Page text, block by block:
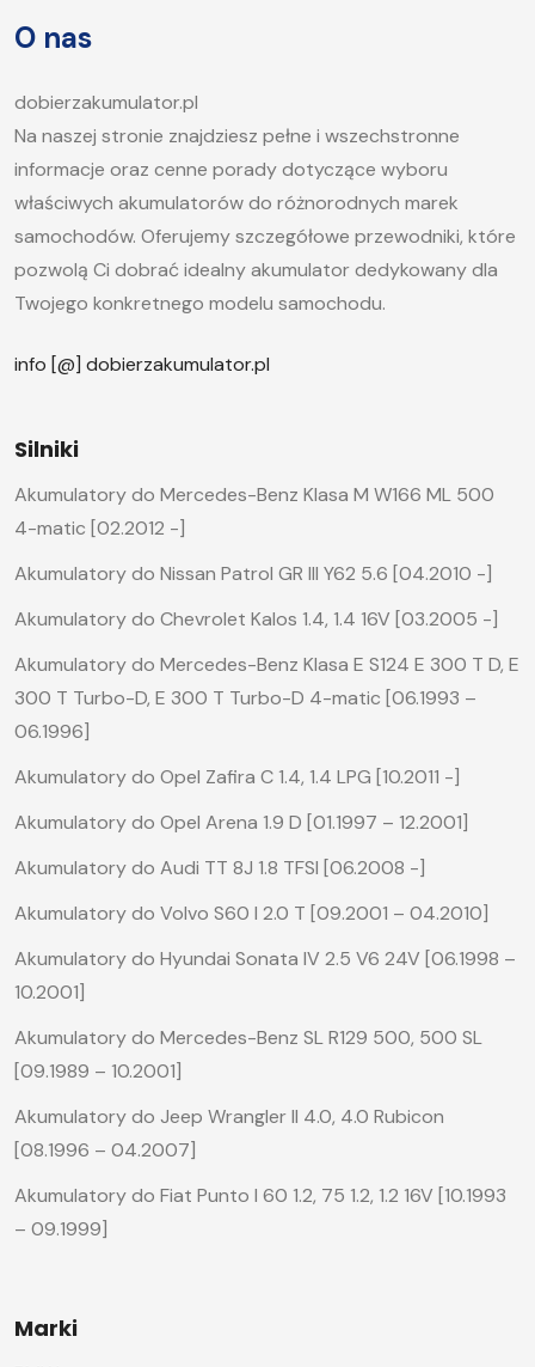
O nas
dobierzakumulator.pl
Na naszej stronie znajdziesz pełne i wszechstronne
informacje oraz cenne porady dotyczące wyboru
właściwych akumulatorów do różnorodnych marek
samochodów. Oferujemy szczegółowe przewodniki, które
pozwolą Ci dobrać idealny akumulator dedykowany dla
Twojego konkretnego modelu samochodu.
info [@] dobierzakumulator.pl
Silniki
Akumulatory do Mercedes-Benz Klasa M W166 ML 500
4-matic [02.2012 -]
Akumulatory do Nissan Patrol GR III Y62 5.6 [04.2010 -]
Akumulatory do Chevrolet Kalos 1.4, 1.4 16V [03.2005 -]
Akumulatory do Mercedes-Benz Klasa E S124 E 300 T D, E
300 T Turbo-D, E 300 T Turbo-D 4-matic [06.1993 –
06.1996]
Akumulatory do Opel Zafira C 1.4, 1.4 LPG [10.2011 -]
Akumulatory do Opel Arena 1.9 D [01.1997 – 12.2001]
Akumulatory do Audi TT 8J 1.8 TFSI [06.2008 -]
Akumulatory do Volvo S60 I 2.0 T [09.2001 – 04.2010]
Akumulatory do Hyundai Sonata IV 2.5 V6 24V [06.1998 –
10.2001]
Akumulatory do Mercedes-Benz SL R129 500, 500 SL
[09.1989 – 10.2001]
Akumulatory do Jeep Wrangler II 4.0, 4.0 Rubicon
[08.1996 – 04.2007]
Akumulatory do Fiat Punto I 60 1.2, 75 1.2, 1.2 16V [10.1993
– 09.1999]
Marki